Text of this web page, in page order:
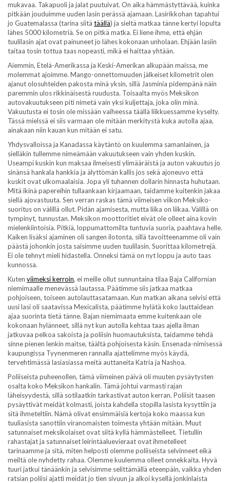
mukavaa. Takapuoli ja jalat puutuivat. On aika hämmästyttävää, kuinka
pitkään jouduimme uuden lasin perässä ajamaan. Lasirikkohan tapahtui
jo Guatemalassa (tarina siitä täällä) ja sieltä matkaa tänne kertyi lopulta
lähes 5000 kilometriä. Se on pitkä matka. Ei liene ihme, että ehjän
tuulilasin ajat ovat painuneet jo lähes kokonaan unholaan. Ehjään lasiin
taitaa tosin tottua taas nopeasti, mikä ei haittaa yhtään.
Aiemmin, Etelä-Amerikassa ja Keski-Amerikan alkupään maissa, me
molemmat ajoimme. Mango-onnettomuuden jälkeiset kilometrit olen
ajanut olosuhteiden pakosta minä yksin, sillä Jasminia pidempänä näin
paremmin ulos rikkinäisestä ruudusta. Toisaalta myös Meksikon
autovakuutukseen piti nimetä vain yksi kuljettaja, joka olin minä.
Vakuutusta ei tosin ole missään vaiheessa täällä liikkuessamme kyselty.
Tässä mielssä ei siis varmaan ole mitään merkitystä kuka autolla ajaa,
ainakaan niin kauan kun mitään ei satu.
Yhdysvalloissa ja Kanadassa käytäntö on kuulemma samanlainen, ja
sielläkin tullemme nimeämään vakuutukseen vain yhden kuskin.
Useampi kuskin kun maksaa ilmeisesti ylimääräistä ja auton vakuutus jo
sinänsä hankala hankkia ja älyttömän kallis jos sekä ajoneuvo että
kuskit ovat ulkomaalaisia. Jopa yli tuhannen dollarin hinnasta huhutaan.
Mitä ikinä papereihin tullaankaan kirjaamaan, taidamme kuitenkin jakaa
siellä ajovastuuta. Sen verran raskas tämä viimeisen viikon Meksiko-
suoritus on välillä ollut. Pidän ajamisesta, mutta liika on liikaa. Välillä on
tympinyt, tunnustan. Meksikon moottoritiet eivät ole olleet aina kovin
mielenkiintoisia. Pitkiä, loppumattomilta tuntuvia suoria, paahtava helle.
Kaiken lisäksi ajaminen oli sangen ilotonta, sillä tavoitteenamme oli vain
päästä johonkin josta saisimme uuden tuulilasin. Suorittaa kilometrejä.
Ei ole tehnyt mieli hidastella. Onneksi tämä on nyt loppu ja auto taas
kunnossa.
Kuten viimeksi kerroin, ei meille ollut sunnuntaina tilaa Baja Californian
niemimaalle menevässä lautassa. Päätimme siis jatkaa matkaa
pohjoiseen, toiseen autolauttasatamaan. Kun matkan aikana selvisi että
uusi lasi oli saatavissa Mexicalista, päätimme hylätä koko lauttaidean
ajaa suorinta tietä tänne. Bajan niemimaata emme kuitenkaan ole
kokonaan hylänneet, sillä nyt kun autolla kehtaa taas ajella ilman
jatkuvaa pelkoa sakoista ja poliisin huomautuksista, taidamme tehdä
sinne pienen lenkin maitse, täältä pohjoisesta käsin. Ensenada-nimisessä
kaupungissa Tyynenmeren rannalla ajattelimme myös käydä,
tervehtimässä lasiasiassa meitä auttaneita Katria ja Nashoa.
Poliiseista puheenollen, tämä viimeinen päivä oli muuten pysäytysten
osalta koko Meksikon hankalin. Tämä johtui varmasti rajan
läheisyydestä, sillä sotilaatkin tarkastivat auton kerran. Poliisit taasen
pysäyttivät meidät kolmasti, joista kahdella stopilla lasista kysyttiin ja
sitä ihmeteltiin. Nämä olivat ensimmäisiä kertoja koko maassa kun
tuuliasista sanottiin viranomaisten toimesta yhtään mitään. Muut
satunnaiset meksikolaiset ovat siitä kyllä hämmästelleet. Tietullin
rahastajat ja satunnaiset leirintäaluevieraat ovat ihmetelleet
tarinaamme ja sitä, miten helposti olemme poliiseista selvinneet eikä
meiltä ole nyhdetty rahaa. Olemme kuulemma olleet onnekkaita. Hyvä
tuuri jatkui tänäänkin ja selvisimme selittämällä eteenpäin, vaikka yhden
ratsian poliisi ajatti meidät jo tien sivuun ja alkoi kysellä jonkinlaista